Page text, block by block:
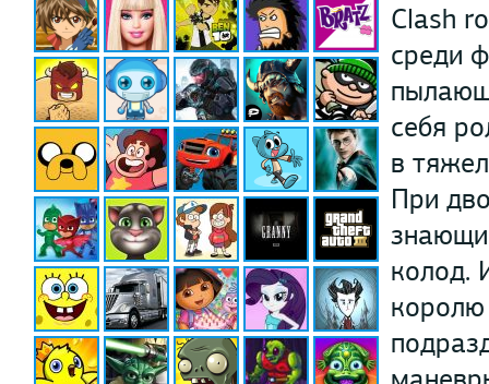
Clash
среди
себя
в
При
колод.